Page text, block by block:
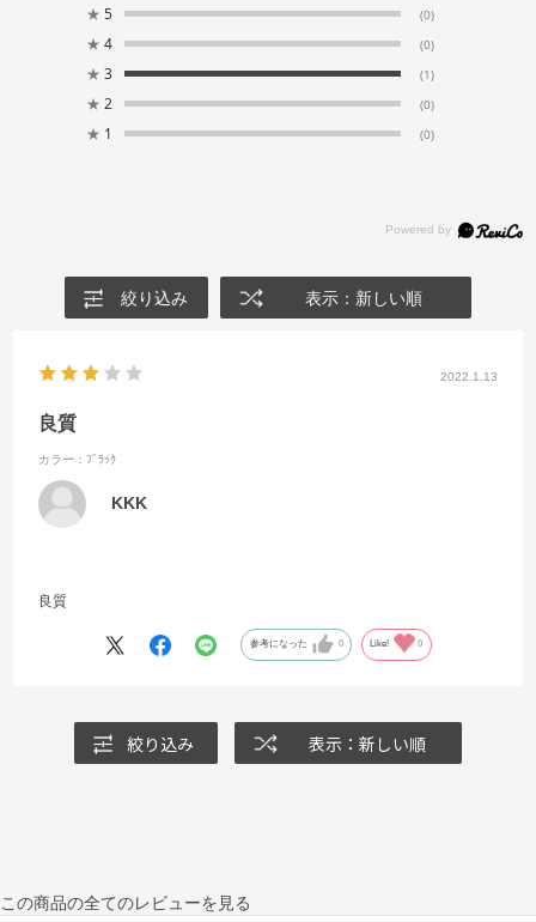
★ 5 (0)
★ 4 (0)
★ 3 (1)
★ 2 (0)
★ 1 (0)
絞り込み 表示：新しい順
2022.1.13
良質
カラー：ﾌﾞﾗｯｸ
KKK
良質
参考になった 0 Like! 0
絞り込み 表示：新しい順
この商品の全てのレビューを見る